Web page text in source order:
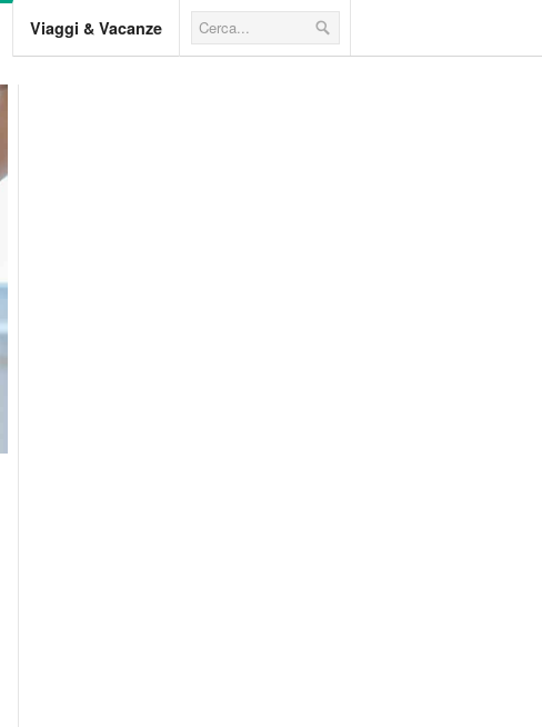
Viaggi & Vacanze